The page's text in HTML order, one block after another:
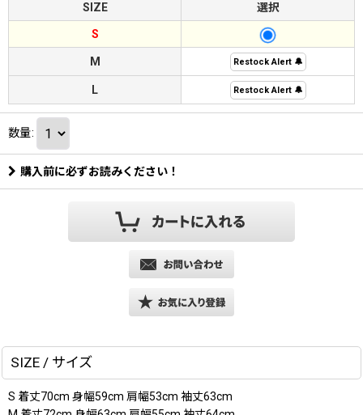
SIZE 選択
S
M Restock Alert 🔔
L Restock Alert 🔔
数量:
購入前に必ずお読みください！
SIZE / サイズ
S 着丈70cm 身幅59cm 肩幅53cm 袖丈63cm